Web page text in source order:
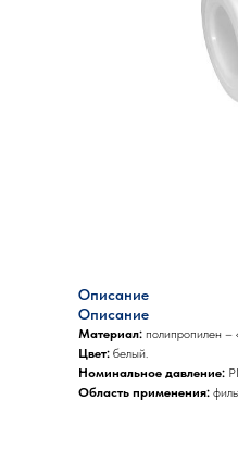
Описание
Описание
Материал: полипропилен –
Цвет: белый.
Номинальное давление:
Область применения: